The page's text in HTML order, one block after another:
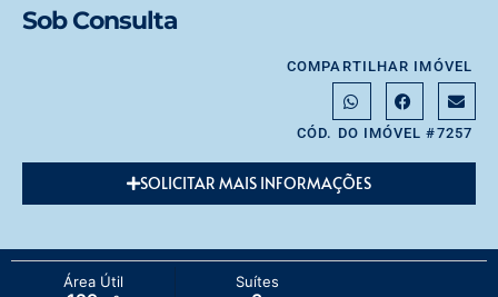
Sob Consulta
COMPARTILHAR IMÓVEL
CÓD. DO IMÓVEL #7257
SOLICITAR MAIS INFORMAÇÕES
Área Útil Suítes